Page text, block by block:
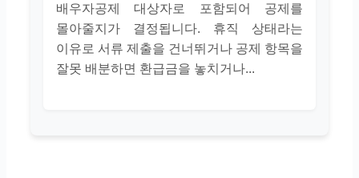
배우자공제 대상자로 포함되어 공제를
몰아줄지가 결정됩니다. 휴직 상태라는
이유로 서류 제출을 건너뛰거나 공제 항목을
잘못 배분하면 환급금을 놓치거나...